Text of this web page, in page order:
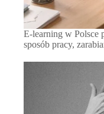
E-learning w Polsce
sposób pracy,